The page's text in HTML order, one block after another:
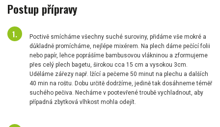
Postup přípravy
Poctivě smícháme všechny suché suroviny, přidáme vše mokré a
důkladně promícháme, nejlépe mixérem. Na plech dáme pečící folii
nebo papír, lehce poprášíme bambusovou vlákninou a zformujeme
přes celý plech bagetu, širokou cca 15 cm a vysokou 3cm.
Uděláme zářezy např. lžící a pečeme 50 minut na plechu a dalších
40 min na roštu. Dobu určitě dodržíme, jedině tak dosáhneme téměř
suchého pečiva. Necháme v pootevřené troubě vychladnout, aby
případná zbytková vlhkost mohla odejít.